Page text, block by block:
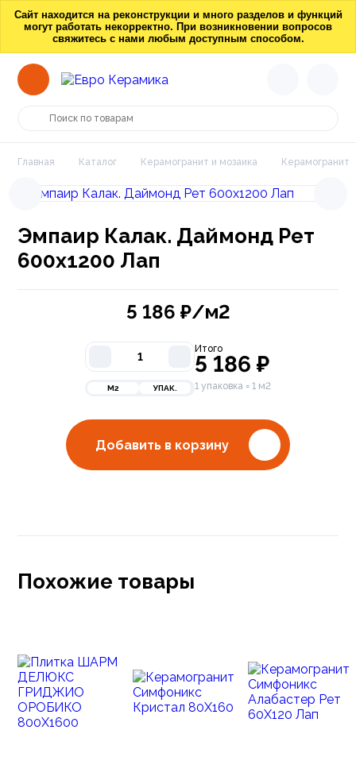
Сайт находится на реконструкции и много разделов и функций
могут работать некорректно. При возникновении вопросов
свяжитесь с нами любым доступным способом.
Главная Каталог Керамогранит и мозаика Керамогранит
Эмпаир Калак. Даймонд Рет
600x1200 Лап
5 186 ₽/м2
М2 УПАК.
Итого
5 186 ₽
1 упаковка = 1 м2
Добавить в корзину
Похожие товары